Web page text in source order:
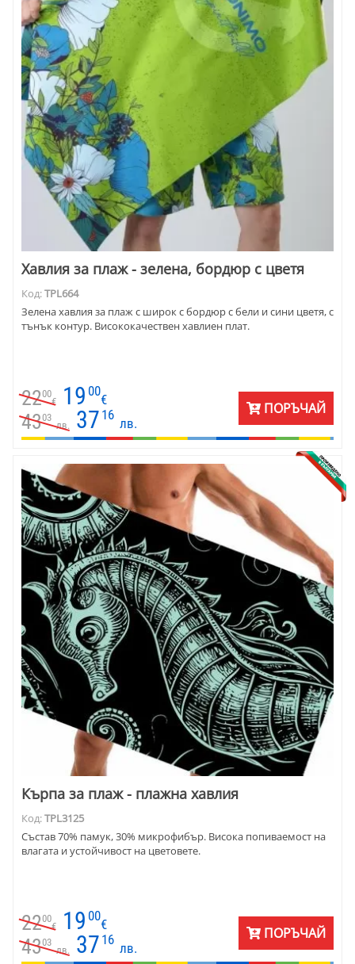
Хавлия за плаж - зелена, бордюр с цветя
Код:TPL664
Зелена хавлия за плаж с широк с бордюр с бели и сини цветя, с
тънък контур. Висококачествен хавлиен плат.
2200
€ 19 00
€
4303
лв. 37 16
лв.
ПОРЪЧАЙ
Кърпа за плаж - плажна хавлия
Код:TPL3125
Състав 70% памук, 30% микрофибър. Висока попиваемост на
влагата и устойчивост на цветовете.
2200
€ 19 00
€
4303
лв. 37 16
лв.
ПОРЪЧАЙ